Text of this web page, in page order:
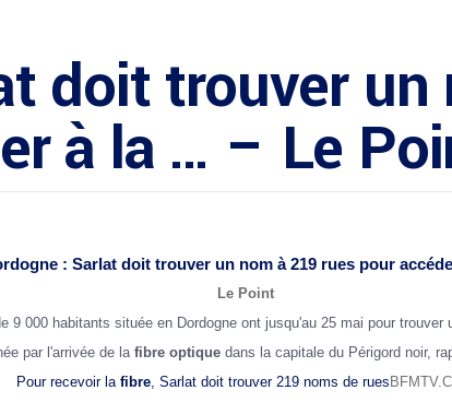
doit trouver un
à la … – Le
: Sarlat doit trouver un nom à 219 rues pour
Le Point
9 000 habitants située en Dordogne ont jusqu'au 25 mai pour
par l'arrivée de lafibre optique dans la capitale du Périgord noir,
Pour recevoir la fibre, Sarlat doit trouver 219 noms de rues